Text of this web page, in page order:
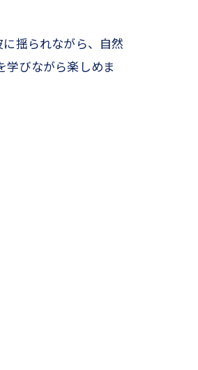
揺られながら、自然
学びながら楽しめま